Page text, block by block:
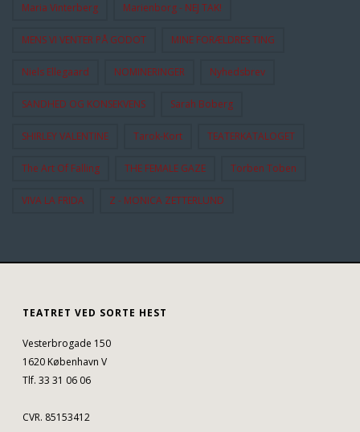
Maria Vinterberg Marienborg - NEJ TAK!
MENS VI VENTER PÅ GODOT MINE FORÆLDRES TING
Niels Ellegaard NOMINERINGER Nyhedsbrev
SANDHED OG KONSEKVENS Sarah Boberg
SHIRLEY VALENTINE Tarok-Kort TEATERKATALOGET
The Art Of Falling THE FEMALE GAZE Torben Toben
VIVA LA FRIDA Z - MONICA ZETTERLUND
TEATRET VED SORTE HEST
Vesterbrogade 150
1620 København V
Tlf. 33 31 06 06
CVR. 85153412